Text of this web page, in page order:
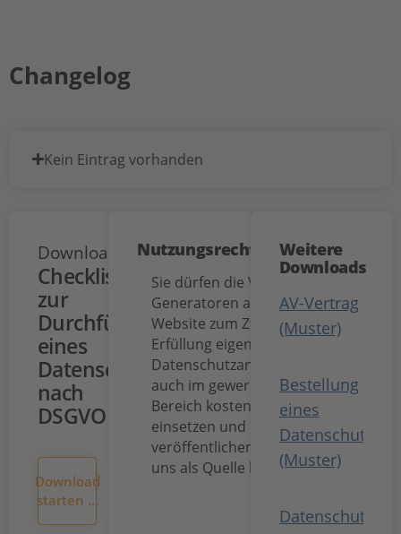
Download
Checkliste
zur
Durchführung
eines
Datenschutzaudits
nach
DSGVO
Download
starten ...
Nutzungsrechte
Sie dürfen die Vorlagen und
Generatoren auf dieser
Website zum Zwecke der
Erfüllung eigener
Datenschutzanforderungen
auch im gewerblichen
Bereich kostenfrei
einsetzen und
veröffentlichen, sofern Sie
uns als Quelle benennen.
Weitere
Downloads
AV-Vertrag
(Muster)
Bestellung
eines
(Muster)
Datenschutz
Changelog
Kein Eintrag vorhanden